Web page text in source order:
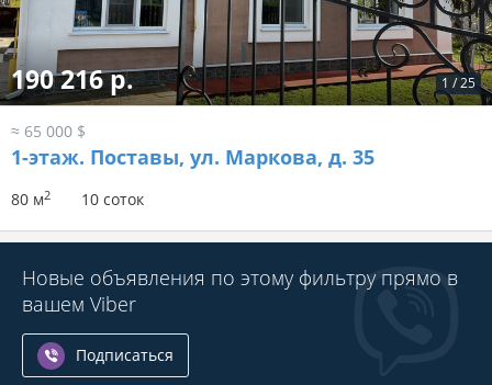
1 /25
190 216 р.
≈ 65 000 $
1-этаж. Поставы, ул. Маркова, д. 35
80 м2 10 соток
Новые объявления по этому фильтру прямо в
вашем Viber
Подписаться